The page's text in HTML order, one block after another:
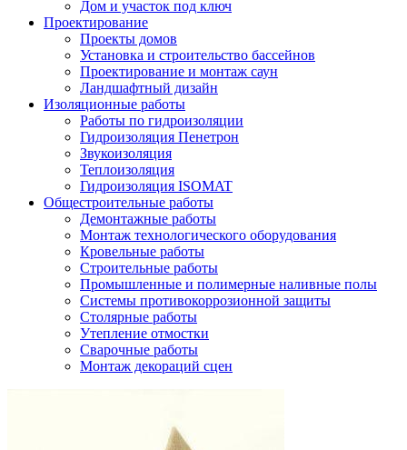
Дом и участок под ключ
Проектирование
Проекты домов
Установка и строительство бассейнов
Проектирование и монтаж саун
Ландшафтный дизайн
Изоляционные работы
Работы по гидроизоляции
Гидроизоляция Пенетрон
Звукоизоляция
Теплоизоляция
Гидроизоляция ISOMAT
Общестроительные работы
Демонтажные работы
Монтаж технологического оборудования
Кровельные работы
Строительные работы
Промышленные и полимерные наливные полы
Системы противокоррозионной защиты
Столярные работы
Утепление отмостки
Сварочные работы
Монтаж декораций сцен